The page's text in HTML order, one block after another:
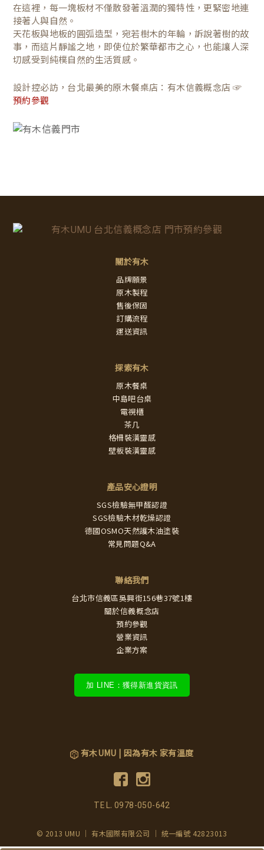
在這裡，每一塊板材不僅散發著溫潤的獨特性，更緊密地連
接著人與自然。
天花板與地板的圓弧造型，宛若樹木的年輪，訴說著樹的故
事，而這片靜謐之地，即使位於繁華都市之心，也能讓人深
切感受到純樸自然的生活質感。
設計控必訪，台北最美的原木餐桌店：有木信義概念店 ☞
預約參觀
關於有木
品牌願景
原木製程
售後保固
訂購流程
運送資訊
探索有木
原木餐桌
中島吧台桌
電視櫃
茶几
格柵裝潢靈感
壁板裝潢靈感
產品安心證明
SGS檢驗無甲醛認證
SGS檢驗木材乾燥認證
德國OSMO天然護木油塗裝
常見問題Q&A
聯絡我們
台北市信義區吳興街156巷37號1樓
關於信義概念店
預約參觀
營業資訊
企業方案
加 LINE：獲得新進貨資訊
有木UMU | 因為有木 家有溫度
TEL.0978-050-642
© 2013 UMU ｜ 有木國際有限公司 ｜ 統一編號 42823013